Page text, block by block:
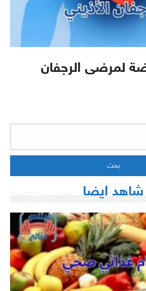
لمرضى الرجفان
شاهد ايضا